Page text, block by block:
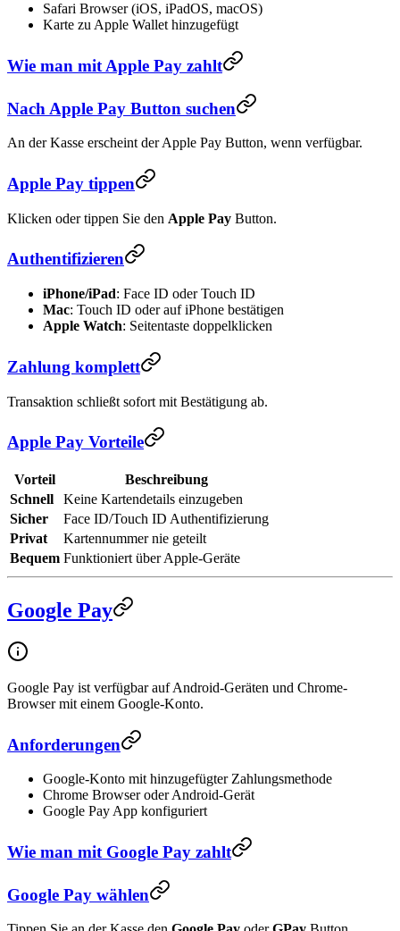
Safari Browser (iOS, iPadOS, macOS)
Karte zu Apple Wallet hinzugefügt
Wie man mit Apple Pay zahlt
Nach Apple Pay Button suchen
An der Kasse erscheint der Apple Pay Button, wenn verfügbar.
Apple Pay tippen
Klicken oder tippen Sie den Apple Pay Button.
Authentifizieren
iPhone/iPad: Face ID oder Touch ID
Mac: Touch ID oder auf iPhone bestätigen
Apple Watch: Seitentaste doppelklicken
Zahlung komplett
Transaktion schließt sofort mit Bestätigung ab.
Apple Pay Vorteile
Vorteil
Beschreibung
Schnell
Keine Kartendetails einzugeben
Sicher
Face ID/Touch ID Authentifizierung
Privat
Kartennummer nie geteilt
Bequem Funktioniert über Apple-Geräte
Google Pay
Google Pay ist verfügbar auf Android-Geräten und Chrome-
Browser mit einem Google-Konto.
Anforderungen
Google-Konto mit hinzugefügter Zahlungsmethode
Chrome Browser oder Android-Gerät
Google Pay App konfiguriert
Wie man mit Google Pay zahlt
Google Pay wählen